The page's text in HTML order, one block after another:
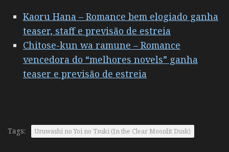
Kaoru Hana – Romance bem elogiado ganha
teaser, staff e previsão de estreia
Chitose-kun wa ramune – Romance
vencedora do “melhores novels” ganha
teaser e previsão de estreia
Tags: Uruwashi no Yoi no Tsuki (In the Clear Moonlit Dusk)